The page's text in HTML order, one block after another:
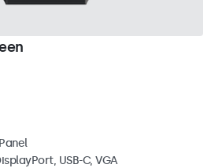
USB-C, VGA